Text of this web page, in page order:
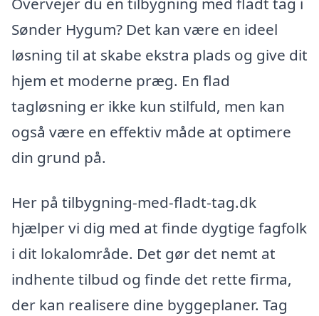
Sønder Hygum? Det kan være en ideel
løsning til at skabe ekstra plads og give dit
hjem et moderne præg. En flad
tagløsning er ikke kun stilfuld, men kan
også være en effektiv måde at optimere
din grund på.
Her på tilbygning-med-fladt-tag.dk
hjælper vi dig med at finde dygtige fagfolk
i dit lokalområde. Det gør det nemt at
indhente tilbud og finde det rette firma,
der kan realisere dine byggeplaner. Tag